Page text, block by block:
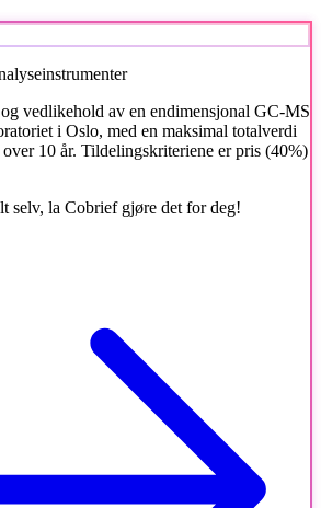
vedlikehold av en endimensjonal GC-MS
i Oslo, med en maksimal totalverdi
10 år. Tildelingskriteriene er pris (40%)
selv, la Cobrief gjøre det for deg!